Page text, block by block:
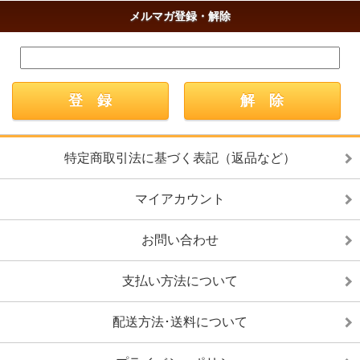
メルマガ登録・解除
特定商取引法に基づく表記（返品など）
マイアカウント
お問い合わせ
支払い方法について
配送方法･送料について